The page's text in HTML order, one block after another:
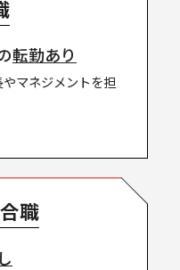
転勤あり
マネジメントを担
職